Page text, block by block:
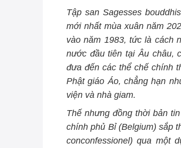
Tậpsan Sagesses
mới nhất mùa xuân năm
vào năm 1983, tức là cách
nước đầu tiên tại Âu châu,
đưa đến các thể chế chính
Phật giáo Áo, chẳng hạn
viện và nhà giam.
Thế nhưng đồng thời bản
chính phủ Bỉ (Belgium) sắp
conconfessionel) qua một